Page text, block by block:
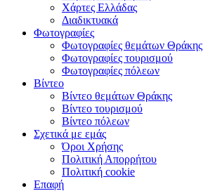
Χάρτες Ελλάδας
Διαδικτυακά
Φωτογραφίες
Φωτογραφίες θεμάτων Θράκης
Φωτογραφίες τουρισμού
Φωτογραφίες πόλεων
Βίντεο
Βίντεο θεμάτων Θράκης
Βίντεο τουρισμού
Βίντεο πόλεων
Σχετικά με εμάς
Όροι Χρήσης
Πολιτική Απορρήτου
Πολιτική cookie
Επαφή